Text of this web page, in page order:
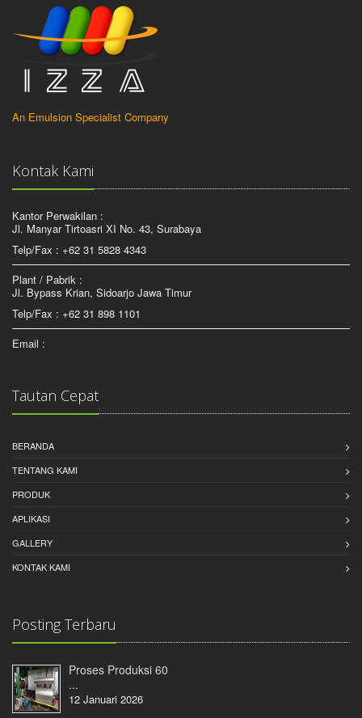
An Emulsion Specialist Company
Kontak Kami
Kantor Perwakilan :
Jl. Manyar Tirtoasri XI No. 43, Surabaya
Telp/Fax : +62 31 5828 4343
Plant / Pabrik :
Jl. Bypass Krian, Sidoarjo Jawa Timur
Telp/Fax : +62 31 898 1101
Email :
Tautan Cepat
BERANDA
TENTANG KAMI
PRODUK
APLIKASI
GALLERY
KONTAK KAMI
Posting Terbaru
Proses Produksi 60
...
12 Januari 2026